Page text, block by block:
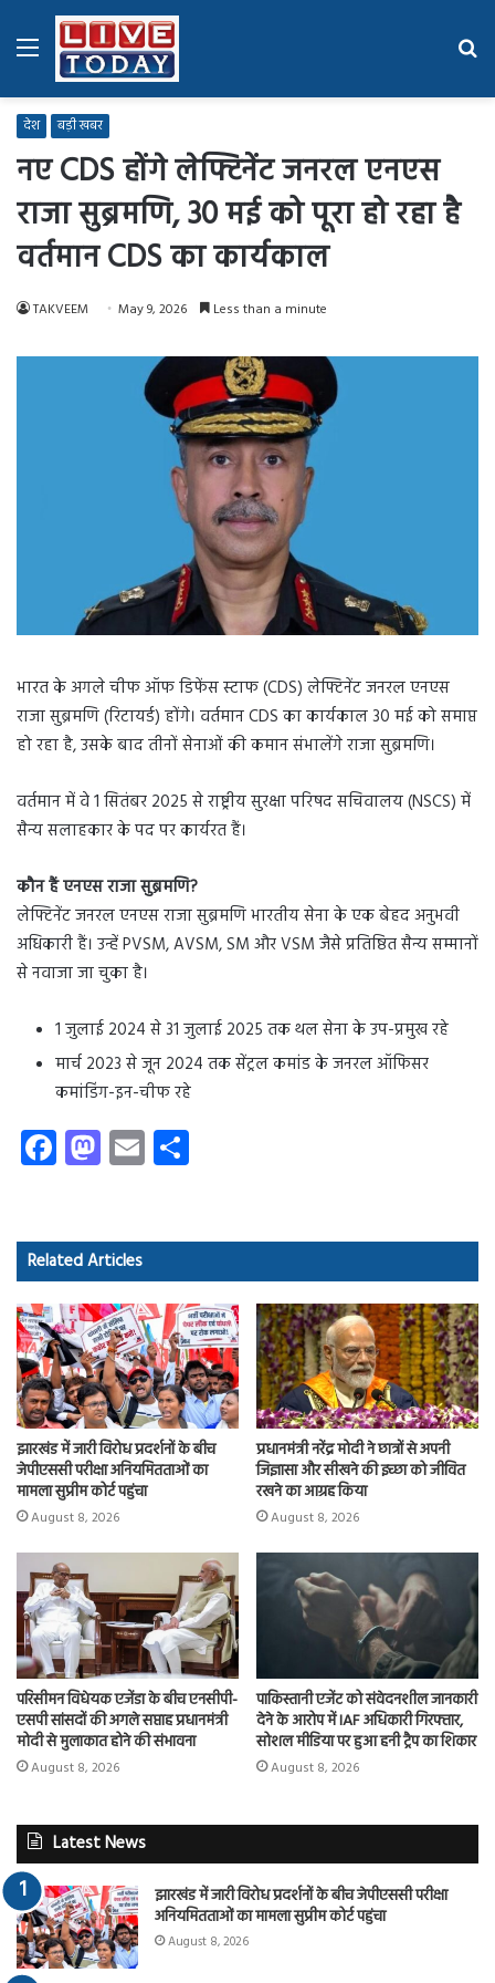
Menu
देश बड़ी खबर
नए CDS होंगे लेफ्टिनेंट जनरल एनएस
राजा सुब्रमणि, 30 मई को पूरा हो रहा है
वर्तमान CDS का कार्यकाल
TAKVEEM May 9, 2026 Less than a minute
भारत के अगले चीफ ऑफ डिफेंस स्टाफ (CDS) लेफ्टिनेंट जनरल एनएस
राजा सुब्रमणि (रिटायर्ड) होंगे। वर्तमान CDS का कार्यकाल 30 मई को समाप्त
हो रहा है, उसके बाद तीनों सेनाओं की कमान संभालेंगे राजा सुब्रमणि।
वर्तमान में वे 1 सितंबर 2025 से राष्ट्रीय सुरक्षा परिषद सचिवालय (NSCS) में
सैन्य सलाहकार के पद पर कार्यरत हैं।
कौन हैं एनएस राजा सुब्रमणि?
लेफ्टिनेंट जनरल एनएस राजा सुब्रमणि भारतीय सेना के एक बेहद अनुभवी
अधिकारी हैं। उन्हें PVSM, AVSM, SM और VSM जैसे प्रतिष्ठित सैन्य सम्मानों
से नवाजा जा चुका है।
1 जुलाई 2024 से 31 जुलाई 2025 तक थल सेना के उप-प्रमुख रहे
मार्च 2023 से जून 2024 तक सेंट्रल कमांड के जनरल ऑफिसर
कमांडिंग-इन-चीफ रहे
Fa
ce
o
ok
M
as
d
o
n
E
m
Related Articles
झारखंड में जारी विरोध प्रदर्शनों के बीच
जेपीएससी परीक्षा अनियमितताओं का
मामला सुप्रीम कोर्ट पहुंचा
August 8, 2026
प्रधानमंत्री नरेंद्र मोदी ने छात्रों से अपनी
जिज्ञासा और सीखने की इच्छा को जीवित
रखने का आग्रह किया
August 8, 2026
परिसीमन विधेयक एजेंडा के बीच एनसीपी-
एसपी सांसदों की अगले सप्ताह प्रधानमंत्री
मोदी से मुलाकात होने की संभावना
August 8, 2026
पाकिस्तानी एजेंट को संवेदनशील जानकारी
देने के आरोप में IAF अधिकारी गिरफ्तार,
सोशल मीडिया पर हुआ हनी ट्रैप का शिकार
August 8, 2026
Latest News
झारखंड में जारी विरोध प्रदर्शनों के बीच जेपीएससी परीक्षा
अनियमितताओं का मामला सुप्रीम कोर्ट पहुंचा
August 8, 2026